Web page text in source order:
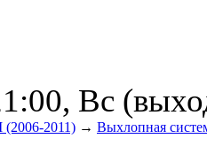
Вс
(2006-2011) → Выхлопная